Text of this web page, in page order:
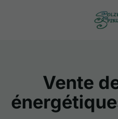
Vente